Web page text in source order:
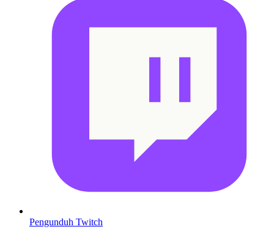
Pengunduh Twitch